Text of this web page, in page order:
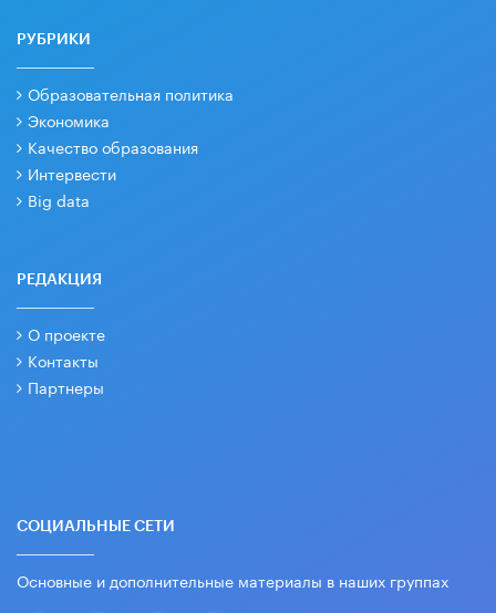
РУБРИКИ
Образовательная политика
Экономика
Качество образования
Интервести
Big data
РЕДАКЦИЯ
О проекте
Контакты
Партнеры
СОЦИАЛЬНЫЕ СЕТИ
Основные и дополнительные материалы в наших группах